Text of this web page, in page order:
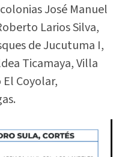
José Manuel
Larios Silva,
de Jucutuma I,
Ticamaya, Villa
Coyolar,